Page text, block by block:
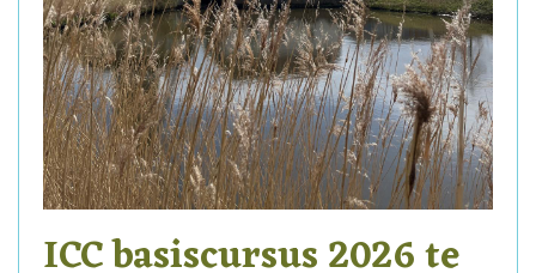
ICC basiscursus 2026 te